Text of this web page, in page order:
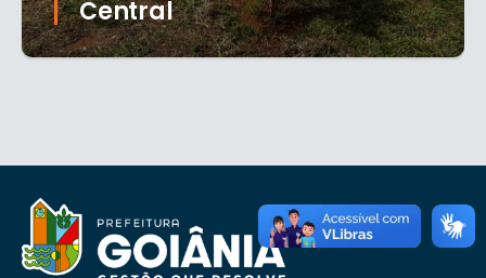
Central